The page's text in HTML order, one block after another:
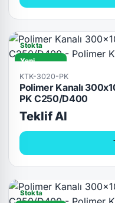
Stokta
Yeni
C250/D400
KTK-3020-PK
Polimer Kanalı
PK C250/D400
Teklif Al
Stokta